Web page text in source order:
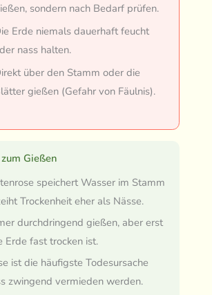
sondern nach Bedarf prüfen.
Erde niemals dauerhaft feucht
nass halten.
über den Stamm oder die
gießen (Gefahr von Fäulnis).
Gießen
speichert Wasser im Stamm
Trockenheit eher als Nässe.
durchdringend gießen, aber erst
Erde fast trocken ist.
ist die häufigste Todesursache
zwingend vermieden werden.